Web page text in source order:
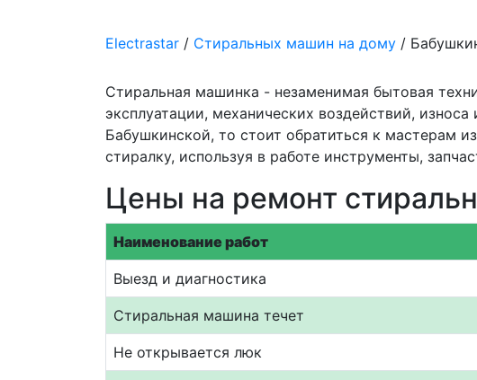
Electrastar / Cтиральных машин на дому /
Стиральная машинка - незаменимая бытовая
эксплуатации, механических воздействий,
Бабушкинской, то стоит обратиться к мастерам
стиралку, используя в работе инструменты,
Цены на ремонт
Наименование работ
Выезд и диагностика
Стиральная машина течет
Не открывается люк